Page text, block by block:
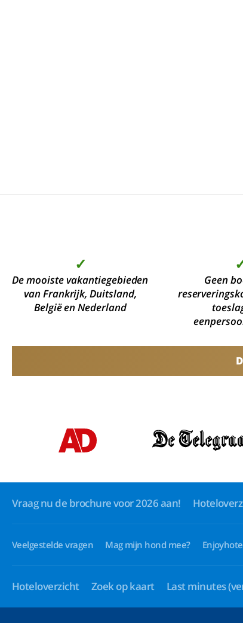
✓
De mooiste vakantiegebieden
van Frankrijk, Duitsland,
België en Nederland
Geen
Vraag nu de brochure voor 2026 aan!
Veelgestelde vragen Mag mijn hond mee?
Hoteloverzicht Zoek op kaart Last minutes